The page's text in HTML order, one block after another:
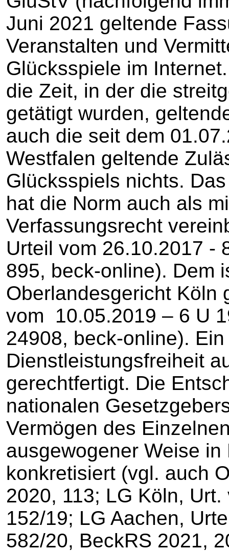
Juni 2021 geltende
Veranstalten und
Glücksspiele im
die Zeit, in der die
getätigt wurden,
auch die seit dem
Westfalen geltende
Glücksspiels nichts.
hat die Norm auch als
Verfassungsrecht
Urteil vom 26.10.2017 -
895, beck-online). Dem
Oberlandesgericht Köln
vom 10.05.2019 – 6 U
24908, beck-online).
Dienstleistungsfreiheit
gerechtfertigt. Die
nationalen
Vermögen des
ausgewogener Weise in
konkretisiert (vgl. auch
2020, 113; LG Köln,
152/19; LG Aachen,
582/20, BeckRS 2021,